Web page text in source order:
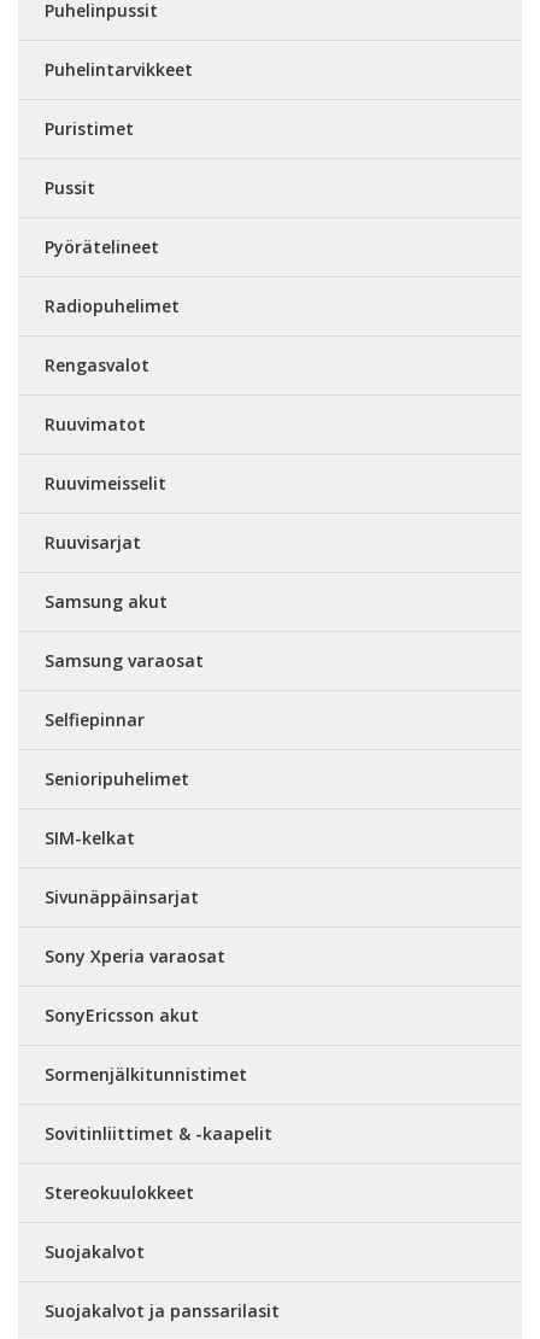
Puhelinpussit
Puhelintarvikkeet
Puristimet
Pussit
Pyörätelineet
Radiopuhelimet
Rengasvalot
Ruuvimatot
Ruuvimeisselit
Ruuvisarjat
Samsung akut
Samsung varaosat
Selfiepinnar
Senioripuhelimet
SIM-kelkat
Sivunäppäinsarjat
Sony Xperia varaosat
SonyEricsson akut
Sormenjälkitunnistimet
Sovitinliittimet & -kaapelit
Stereokuulokkeet
Suojakalvot
Suojakalvot ja panssarilasit